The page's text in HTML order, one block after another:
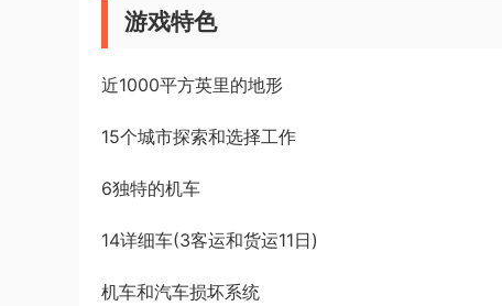
游戏特色
近1000平方英里的地形
15个城市探索和选择工作
6独特的机车
14详细车(3客运和货运11日)
机车和汽车损坏系统